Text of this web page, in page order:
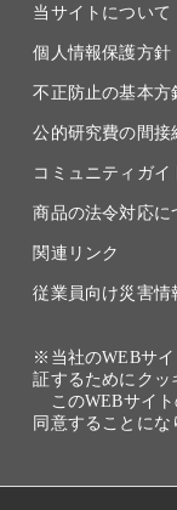
当サイトについて
個人情報保護方針
不正防止の基本方
公的研究費の間接
コミュニティガイ
商品の法令対応に
関連リンク
従業員向け災害情
※当社のWEBサ
証するためにクッ
このWEBサイト
同意することにな